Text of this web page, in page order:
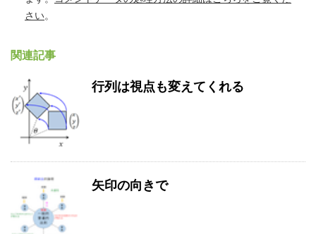
さい。
関連記事
行列は視点も変えてくれる
矢印の向きで